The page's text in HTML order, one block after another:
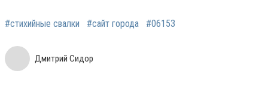
#стихийные свалки #сайт города #06153
Дмитрий Сидор